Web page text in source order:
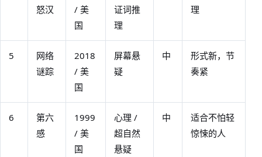
怒汉
/ 美
国
证词推
理
理
5
网络
谜踪
2018
/ 美
国
屏幕悬
疑
中
形式新，节
奏紧
6
第六
感
1999
/ 美
国
心理 /
超自然
悬疑
中
适合不怕轻
惊悚的人